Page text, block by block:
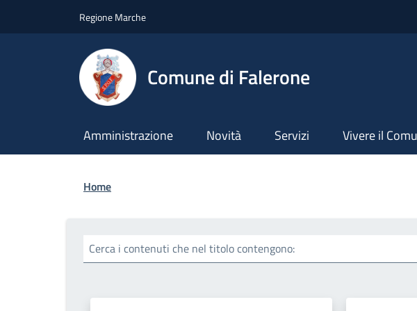
Regione Marche
Comune di Falerone
Amministrazione Novità Servizi Vivere il
Briciole di pane
Home
Cerca i contenuti che nel titolo contengono: